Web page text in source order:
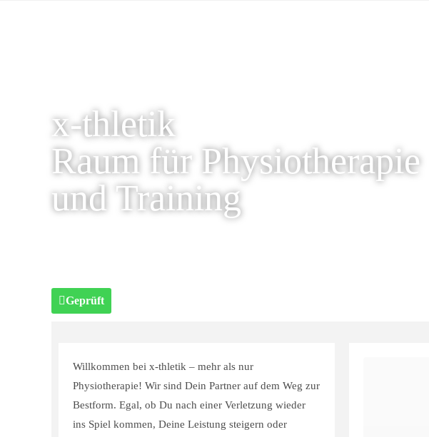
x-thletik
Raum für Physiotherapie
und Training
Geprüft
Willkommen bei x-thletik – mehr als nur
Physiotherapie! Wir sind Dein Partner auf dem Weg zur
Bestform. Egal, ob Du nach einer Verletzung wieder
ins Spiel kommen, Deine Leistung steigern oder